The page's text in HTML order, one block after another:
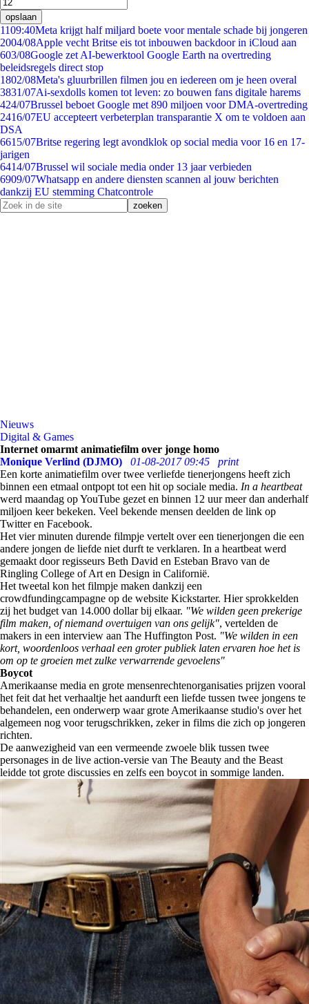
opslaan
1109:40Meta krijgt half miljard boete voor mentale schade bij jongeren
2004/08Apple vecht Britse eis tot inbouwen backdoor in iCloud aan
603/08Google zet AI-bewerktool Google Earth na overtreding
beleidsregels direct stop
1802/08Meta's gluurbrillen filmen jou en iedereen om je heen overal
3831/07Ai-sexdolls komen tot leven: zo bouwen fans digitale harems
424/07Brussel beboet Google met 890 miljoen voor DMA-overtreding
2416/07EU accepteert verbeterplan transparantie X om te voldoen aan
DSA
6615/07Britse regering legt avondklok op social media voor 16 en 17-
jarigen
6414/07Brussel wil sociale media onder 13 jaar verbieden
6909/07Whatsapp en andere diensten scannen al jouw berichten
dankzij EU stemming Chatcontrole
Nieuws
Digital & Games
Internet omarmt animatiefilm over jonge homo
Monique Verlind (DJMO)
01-08-2017 09:45
print
Een korte animatiefilm over twee verliefde tienerjongens heeft zich
binnen een etmaal ontpopt tot een hit op sociale media. In a heartbeat
werd maandag op YouTube gezet en binnen 12 uur meer dan anderhalf
miljoen keer bekeken. Veel bekende mensen deelden de link op
Twitter en Facebook.
Het vier minuten durende filmpje vertelt over een tienerjongen die een
andere jongen de liefde niet durft te verklaren. In a heartbeat werd
gemaakt door regisseurs Beth David en Esteban Bravo van de
Ringling College of Art en Design in Californië.
Het tweetal kon het filmpje maken dankzij een
crowdfundingcampagne op de website Kickstarter. Hier sprokkelden
zij het budget van 14.000 dollar bij elkaar. "We wilden geen prekerige
film maken, of niemand overtuigen van ons gelijk", vertelden de
makers in een interview aan The Huffington Post. "We wilden in een
kort, woordenloos verhaal een groter publiek laten ervaren hoe het is
om op te groeien met zulke verwarrende gevoelens"
Boycot
Amerikaanse media en grote mensenrechtenorganisaties prijzen vooral
het feit dat het verhaaltje het aandurft een liefde tussen twee jongens te
behandelen, een onderwerp waar grote Amerikaanse studio's over het
algemeen nog voor terugschrikken, zeker in films die zich op jongeren
richten.
De aanwezigheid van een vermeende zwoele blik tussen twee
personages in de live action-versie van The Beauty and the Beast
leidde tot grote discussies en zelfs een boycot in sommige landen.